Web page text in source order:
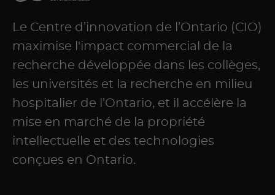
Le Centre d’innovation de l’Ontario (CIO)
maximise l'impact commercial de la
recherche développée dans les collèges,
les universités et la recherche en milieu
hospitalier de l’Ontario, et il accélère la
mise en marché de la propriété
intellectuelle et des technologies
conçues en Ontario.